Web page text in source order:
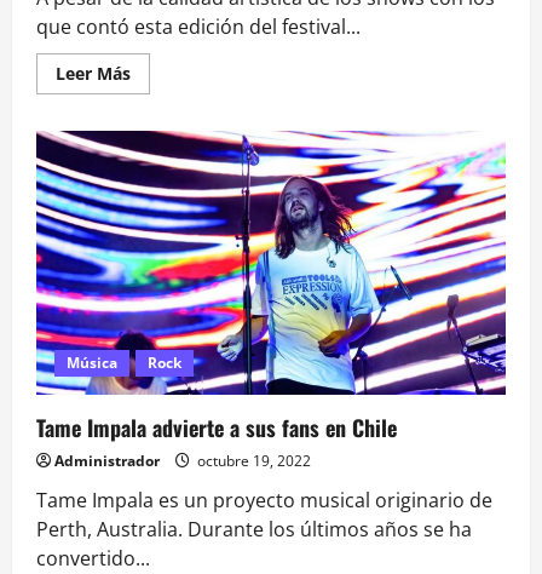
que contó esta edición del festival...
Leer MásLeer
más
atrasos
en
presentaciones
y
las
polémicas
en
el
escenario
principal
marcaron
el
LOLLAPALOOZA
CHILE
2023
Música Rock
Tame Impala advierte a sus fans en Chile
Administrador octubre 19, 2022
Tame Impala es un proyecto musical originario de
Perth, Australia. Durante los últimos años se ha
convertido...